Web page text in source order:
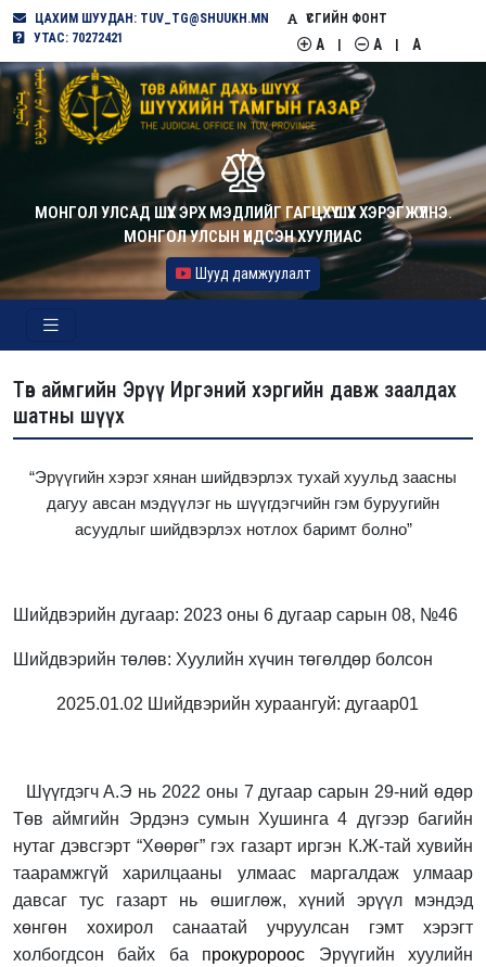
ЦАХИМ ШУУДАН: TUV_TG@SHUUKH.MN
УТАС: 70272421
ҮСГИЙН ФОНТ
A | A | A
МОНГОЛ УЛСАД ШҮҮХ ЭРХ МЭДЛИЙГ ГАГЦХҮҮ ШҮҮХ ХЭРЭГЖҮҮЛНЭ.
МОНГОЛ УЛСЫН ҮНДСЭН ХУУЛИАС
Шууд дамжуулалт
Төв аймгийн Эрүү Иргэний хэргийн давж заалдах
шатны шүүх
“Эрүүгийн хэрэг хянан шийдвэрлэх тухай хуульд заасны
дагуу авсан мэдүүлэг нь шүүгдэгчийн гэм буруугийн
асуудлыг шийдвэрлэх нотлох баримт болно”
Шийдвэрийн дугаар: 2023 оны 6 дугаар сарын 08, №46
Шийдвэрийн төлөв: Хуулийн хүчин төгөлдөр болсон
2025.01.02 Шийдвэрийн хураангуй: дугаар01
Шүүгдэгч А.Э нь 2022 оны 7 дугаар сарын 29-ний өдөр
Төв аймгийн Эрдэнэ сумын Хушинга 4 дүгээр багийн
нутаг дэвсгэрт “Хөөрөг” гэх газарт иргэн К.Ж-тай хувийн
таарамжгүй харилцааны улмаас маргалдаж улмаар
давсаг тус газарт нь өшиглөж, хүний эрүүл мэндэд
хөнгөн хохирол санаатай учруулсан гэмт хэрэгт
холбогдсон байх ба прокуророос Эрүүгийн хуулийн